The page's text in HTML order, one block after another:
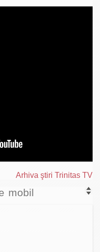
Arhiva ştiri Trinitas TV
mobil